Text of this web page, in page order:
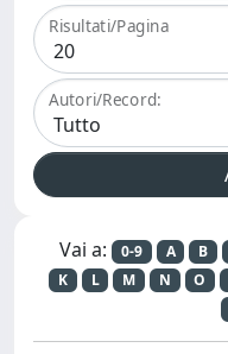
Risultati/Pagina
Autori/Record:
Vai a: 0-9 A B
K
L M N O